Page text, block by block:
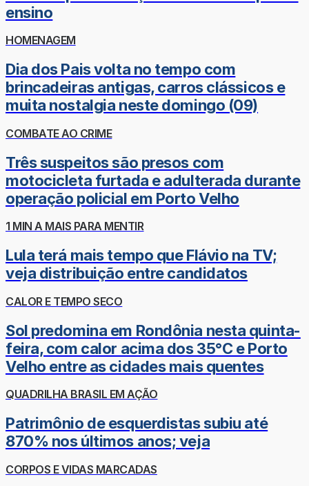
ensino
HOMENAGEM
Dia dos Pais volta no tempo com
brincadeiras antigas, carros clássicos e
muita nostalgia neste domingo (09)
COMBATE AO CRIME
Três suspeitos são presos com
motocicleta furtada e adulterada durante
operação policial em Porto Velho
1 MIN A MAIS PARA MENTIR
Lula terá mais tempo que Flávio na TV;
veja distribuição entre candidatos
CALOR E TEMPO SECO
Sol predomina em Rondônia nesta quinta-
feira, com calor acima dos 35°C e Porto
Velho entre as cidades mais quentes
QUADRILHA BRASIL EM AÇÃO
Patrimônio de esquerdistas subiu até
870% nos últimos anos; veja
CORPOS E VIDAS MARCADAS